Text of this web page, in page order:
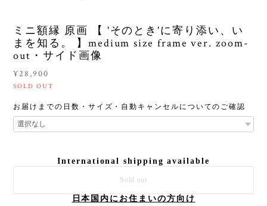
ミニ額縁 原画 【 'そのとき'に寄り添い、い
まを知る。 】medium size frame ver. zoom-
out・サイド画像
¥28,900
SOLD OUT
お届けまでの日数・サイズ・自動キャンセルについてのご確認
International shipping available
Sold out
日本国内にお住まいの方向け